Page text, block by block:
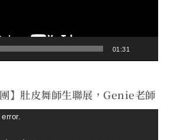
01:31
團】肚皮舞師生聯展，Genie老師